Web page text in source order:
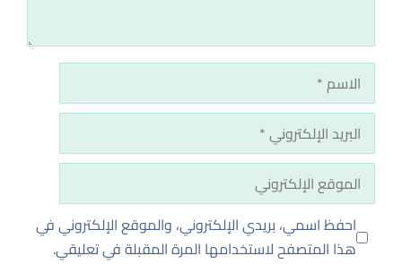
الاسم
البريد
الإلكتروني
الموقع
الإلكتروني
احفظ اسمي، بريدي الإلكتروني، والموقع الإلكتروني في
هذا المتصفح لاستخدامها المرة المقبلة في تعليقي.